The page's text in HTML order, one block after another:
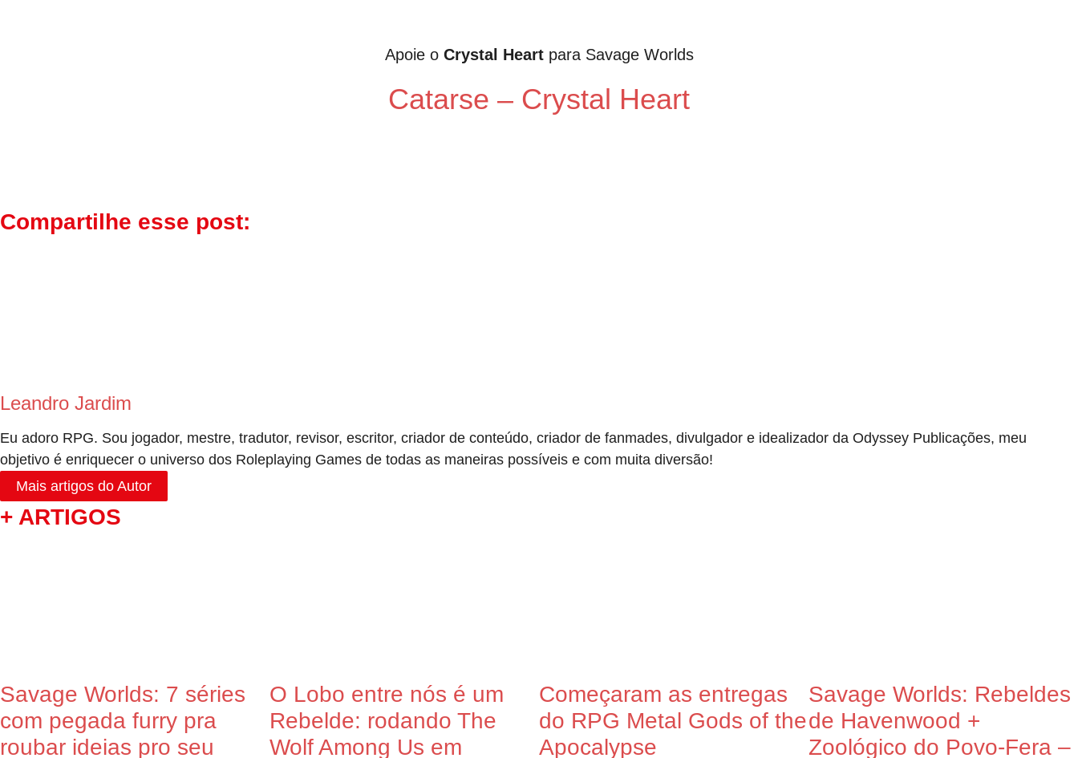
Apoie o Crystal Heart para Savage Worlds
Catarse – Crystal Heart
Compartilhe esse post:
Leandro Jardim
Eu adoro RPG. Sou jogador, mestre, tradutor, revisor, escritor, criador de conteúdo, criador de fanmades, divulgador e idealizador da Odyssey Publicações, meu
objetivo é enriquecer o universo dos Roleplaying Games de todas as maneiras possíveis e com muita diversão!
Mais artigos do Autor
+ ARTIGOS
Savage Worlds: 7 séries
com pegada furry pra
roubar ideias pro seu
O Lobo entre nós é um
Rebelde: rodando The
Wolf Among Us em
Começaram as entregas
do RPG Metal Gods of the
Apocalypse
Savage Worlds: Rebeldes
de Havenwood +
Zoológico do Povo-Fera –